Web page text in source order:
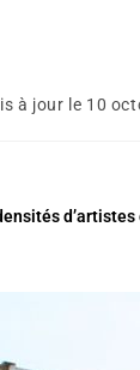
à jour le 10